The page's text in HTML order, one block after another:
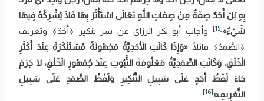
بِهِ بَلْ أَحَدٌ صِفَةٌ مِنْ صِفَاتِ اللَّهِ تَعَالَى اسْتَأْثَرَ بِهَا فَلَا يُشْرِكُهُ فِيهَا
شَيْءٌ»[15]
وأجاب أبو بكر الرزاي عن سر تنكير ﴿‌‌أَحَدٌ﴾ وتعريف
﴿‌الصَّمَدُ﴾ قائلًا:«وَإِذَا كَانَتِ الْأَحَدِيَّةُ مَجْهُولَةً مُسْتَنْكَرَةً عِنْدَ أَكْثَرِ
الْخَلْقِ، وَكَانَتِ الصَّمَدِيَّةُ مَعْلُومَةَ الثُّبُوتِ عِنْدَ جُمْهُورِ الْخَلْقِ، لَا جَرَمَ
جَاءَ لَفْظُ أَحَدٍ عَلَى سَبِيلِ التَّنْكِيرِ وَلَفْظُ الصَّمَدِ عَلَى سَبِيلِ
التَّعْرِيفِ»[16]